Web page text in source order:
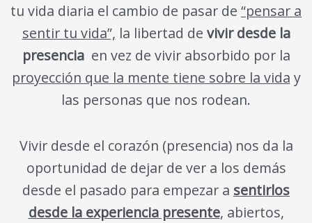
tu vida diaria el cambio de pasar de “pensar a
sentir tu vida”, la libertad de vivir desde la
presenciaen vez de vivir absorbido por la
proyección que la mente tiene sobre la vida y
las personas que nos rodean.
Vivir desde el corazón (presencia) nos da la
oportunidad de dejar de ver a los demás
desde el pasado para empezar a sentirlos
desde la experiencia presente, abiertos,